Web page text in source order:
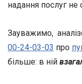
надання послуг не
Зауважимо,
00-24-03-03 про
більше: в ній